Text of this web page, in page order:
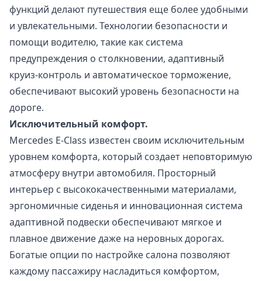
функций делают путешествия еще более удобными
и увлекательными. Технологии безопасности и
помощи водителю, такие как система
предупреждения о столкновении, адаптивный
круиз-контроль и автоматическое торможение,
обеспечивают высокий уровень безопасности на
дороге.
Исключительный комфорт.
Mercedes E-Class известен своим исключительным
уровнем комфорта, который создает неповторимую
атмосферу внутри автомобиля. Просторный
интерьер с высококачественными материалами,
эргономичные сиденья и инновационная система
адаптивной подвески обеспечивают мягкое и
плавное движение даже на неровных дорогах.
Богатые опции по настройке салона позволяют
каждому пассажиру насладиться комфортом,